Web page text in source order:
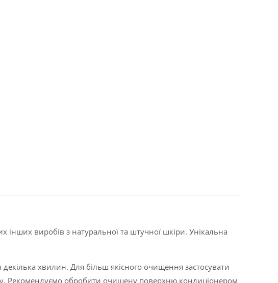
інших виробів з натуральної та штучної шкіри. Унікальна
хвилин. Для більш якісного очищення застосувати
Рекомендуємо обробити очищену поверхню кондиціонером